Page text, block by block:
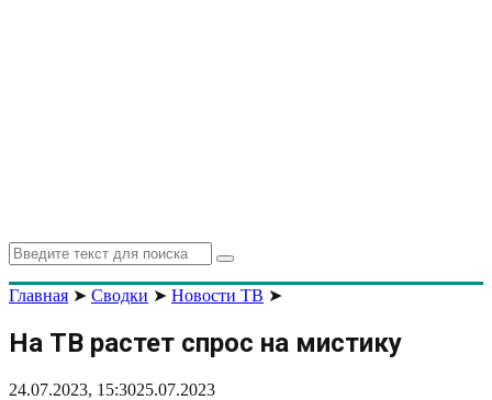
Search
for:
Search
Главная ➤ Сводки ➤ Новости ТВ ➤
На ТВ растет спрос на мистику
24.07.2023, 15:3025.07.2023